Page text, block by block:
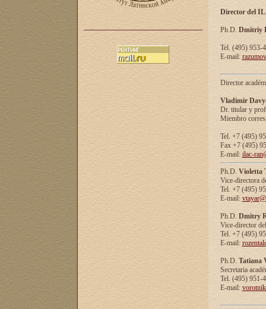
Director del
Ph.D. Dmitriy
Tel. (495) 953-
E-mail:
Director
Vladimir
Dr. titular y
Miembro
Tel. +7 (495)
Fax +7 (495)
E-mail: ilac-
Ph.D. Violetta
Vice-directora
Tel. +7 (495)
E-mail:
Ph.D. Dmitry
Vice-director
Tel. +7 (495)
E-mail:
Ph.D. Tatiana
Secretaria
Tel. (495) 951-
E-mail: